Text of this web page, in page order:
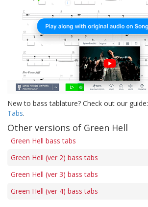
New to bass tablature? Check out our guide:
Tabs.
Other versions of Green Hell
Green Hell bass tabs
Green Hell (ver 2) bass tabs
Green Hell (ver 3) bass tabs
Green Hell (ver 4) bass tabs